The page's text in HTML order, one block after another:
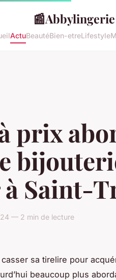
📰Abbylingerie
ActuBeautéBien-etreLifestyle
prix
Saint-
— 2 min de lecture
sa tirelire pour
beaucoup plus